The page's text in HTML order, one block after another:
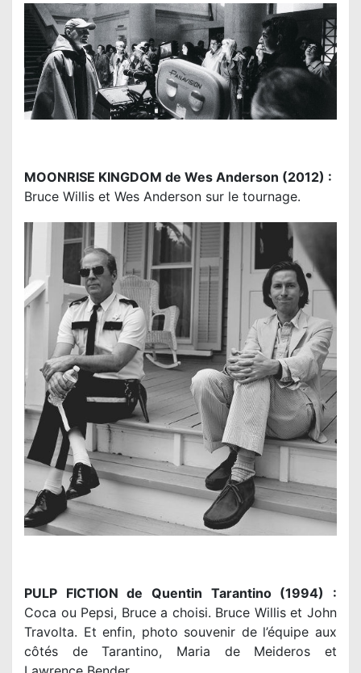
MOONRISE KINGDOM de Wes Anderson (2012) :
Bruce Willis et Wes Anderson sur le tournage.
PULP FICTION de Quentin Tarantino (1994) :
Coca ou Pepsi, Bruce a choisi. Bruce Willis et John
Travolta. Et enfin, photo souvenir de l’équipe aux
côtés de Tarantino, Maria de Meideros et